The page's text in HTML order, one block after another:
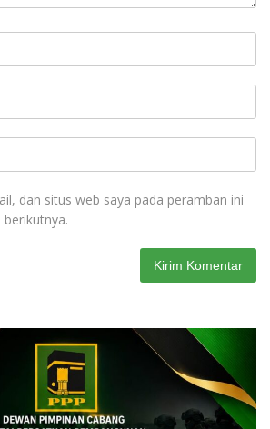
dan situs web saya pada peramban ini